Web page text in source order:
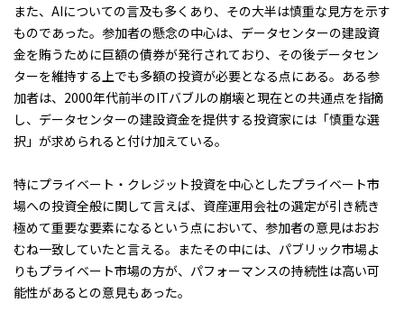
また、AIについての言及も多くあり、その大半は慎重な見方を示す
ものであった。参加者の懸念の中心は、データセンターの建設資
金を賄うために巨額の債券が発行されており、その後データセン
ターを維持する上でも多額の投資が必要となる点にある。ある参
加者は、2000年代前半のITバブルの崩壊と現在との共通点を指摘
し、データセンターの建設資金を提供する投資家には「慎重な選
択」が求められると付け加えている。
特にプライベート・クレジット投資を中心としたプライベート市
場への投資全般に関して言えば、資産運用会社の選定が引き続き
極めて重要な要素になるという点において、参加者の意見はおお
むね一致していたと言える。またその中には、パブリック市場よ
りもプライベート市場の方が、パフォーマンスの持続性は高い可
能性があるとの意見もあった。